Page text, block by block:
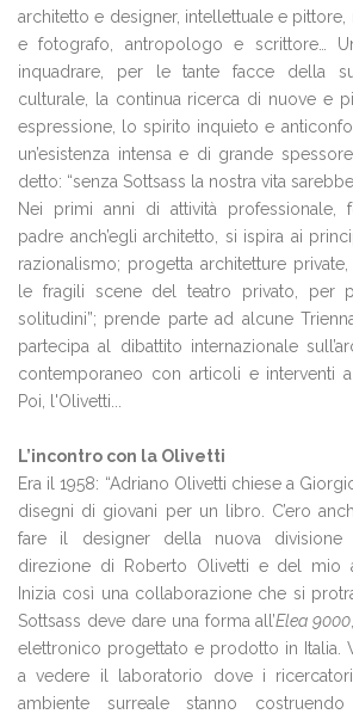
architetto e designer, intellettuale e pittore,
e fotografo, antropologo e scrittore…
inquadrare, per le tante facce della
culturale, la continua ricerca di nuove e
espressione, lo spirito inquieto e
un’esistenza intensa e di grande
detto: “senza Sottsass la nostra vita
Nei primi anni di attività professionale,
padre anch’egli architetto, si ispira ai
razionalismo; progetta architetture
le fragili scene del teatro privato, per
solitudini”; prende parte ad alcune
partecipa al dibattito internazionale
contemporaneo con articoli e interventi
Poi, l'Olivetti...
L’incontro con la Olivetti
Era il 1958: “Adriano Olivetti chiese a
disegni di giovani per un libro. C’ero
fare il designer della nuova divisione
direzione di Roberto Olivetti e del mio
Inizia così una collaborazione che si
Sottsass deve dare una forma all’Elea 9000
elettronico progettato e prodotto in Italia.
a vedere il laboratorio dove i
ambiente surreale stanno